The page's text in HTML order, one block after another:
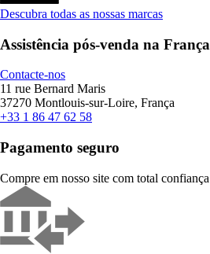
Descubra todas as nossas marcas
Assistência pós-venda na França
Contacte-nos
11 rue Bernard Maris
37270 Montlouis-sur-Loire, França
+33 1 86 47 62 58
Pagamento seguro
Compre em nosso site com total confiança